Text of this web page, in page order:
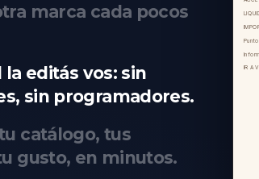
marca cada pocos
editás vos: sin
sin programadores.
catálogo, tus
gusto, en minutos.